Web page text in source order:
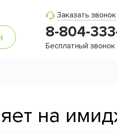
Заказать звонок
8-804-
Бесплатный
на